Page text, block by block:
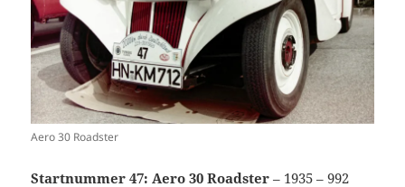
Aero 30 Roadster
Startnummer 47: Aero 30 Roadster – 1935 – 992